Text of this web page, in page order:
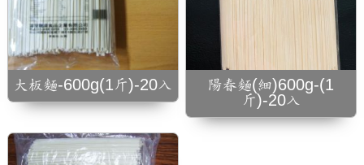
大板麵-600g(1斤)-20入
陽春麵(細)600g-(1
斤)-20入